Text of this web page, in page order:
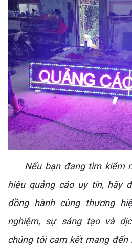
Nếu bạn đang tìm kiếm
hiệu quảng cáo uy tín, hãy
đồng hành cùng thương
nghiệm, sự sáng tạo và
chúng tôi cam kết mang đến